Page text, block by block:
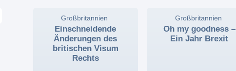
Einschneidende
Änderungen des
britischen Visum
Rechts
,Großbritannien
Oh my goodness –
Ein Jahr Brexit
Großbritannien